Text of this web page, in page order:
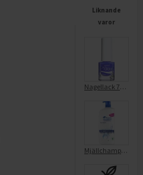
Liknande
varor
Nagellack 7Day Hybrid Polish 7185 Hit The Floor
Mjällchampo Classic Clean